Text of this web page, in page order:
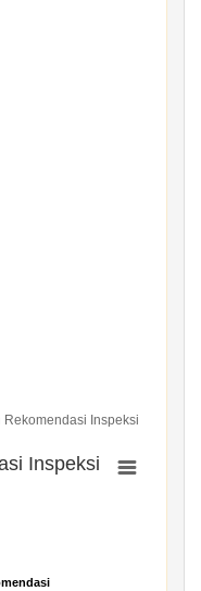
Rekomendasi Inspeksi
Inspeksi